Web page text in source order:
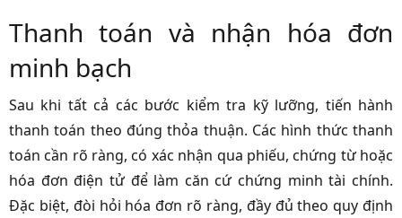
Thanh toán và nhận hóa đơn
minh bạch
Sau khi tất cả các bước kiểm tra kỹ lưỡng, tiến hành
thanh toán theo đúng thỏa thuận. Các hình thức thanh
toán cần rõ ràng, có xác nhận qua phiếu, chứng từ hoặc
hóa đơn điện tử để làm căn cứ chứng minh tài chính.
Đặc biệt, đòi hỏi hóa đơn rõ ràng, đầy đủ theo quy định